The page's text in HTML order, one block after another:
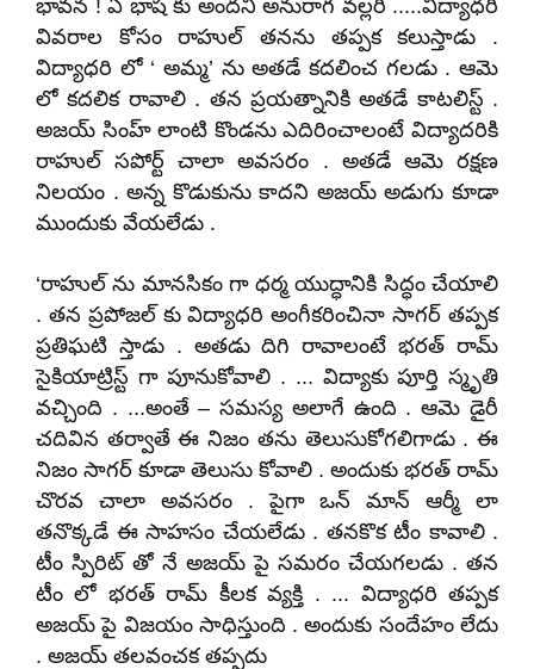
భావన ! ఏ భాష కు అందని అనురాగ వల్లరి .....విద్యాధరి
వివరాల కోసం రాహుల్ తనను తప్పక కలుస్తాడు .
విద్యాధరి లో ‘ అమ్మ’ ను అతడే కదలించ గలడు . ఆమె
లో కదలిక రావాలి . తన ప్రయత్నానికి అతడే కాటలిస్ట్ .
అజయ్ సింహ్ లాంటి కొండను ఎదిరించాలంటే విద్యాదరికి
రాహుల్ సపోర్ట్ చాలా అవసరం . అతడే ఆమె రక్షణ
నిలయం . అన్న కొడుకును కాదని అజయ్ అడుగు కూడా
ముందుకు వేయలేడు .
‘రాహుల్ ను మానసికం గా ధర్మ యుద్ధానికి సిద్ధం చేయాలి
. తన ప్రపోజల్ కు విద్యాధరి అంగీకరించినా సాగర్ తప్పక
ప్రతిఘటి స్తాడు . అతడు దిగి రావాలంటే భరత్ రామ్
సైకియాట్రిస్ట్ గా పూనుకోవాలి . ... విద్యాకు పూర్తి స్మృతి
వచ్చింది . ...అంతే – సమస్య అలాగే ఉంది . ఆమె డైరీ
చదివిన తర్వాతే ఈ నిజం తను తెలుసుకోగలిగాడు . ఈ
నిజం సాగర్ కూడా తెలుసు కోవాలి . అందుకు భరత్ రామ్
చొరవ చాలా అవసరం . పైగా ఒన్ మాన్ ఆర్మీ లా
తనొక్కడే ఈ సాహసం చేయలేడు . తనకొక టీం కావాలి .
టీం స్పిరిట్ తో నే అజయ్ పై సమరం చేయగలడు . తన
టీం లో భరత్ రామ్ కీలక వ్యక్తి . ... విద్యాధరి తప్పక
అజయ్ పై విజయం సాధిస్తుంది . అందుకు సందేహం లేదు
. అజయ్ తలవంచక తప్పదు